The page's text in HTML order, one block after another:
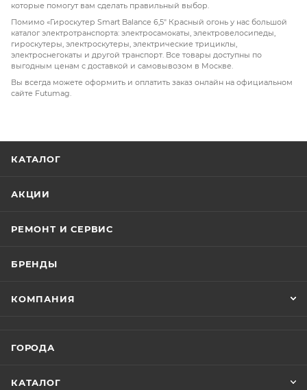
которые помогут вам сделать правильный выбор.
Помимо «Гироскутер Smart Balance 6,5" Красный огонь у нас большой
каталог электротранспорта: электросамокаты, электровелосипеды,
гироскутеры, электроскутеры, электрические трициклы,
электроснегокаты и другой транспорт. Все товары доступны по
выгодным ценам с доставкой и самовывозом в Москве.
Вы всегда можете оформить и оплатить заказ онлайн на официальном
сайте Futumag.
КАТАЛОГ
АКЦИИ
РЕМОНТ И СЕРВИС
БРЕНДЫ
КОМПАНИЯ
ГОРОДА
КАТАЛОГ